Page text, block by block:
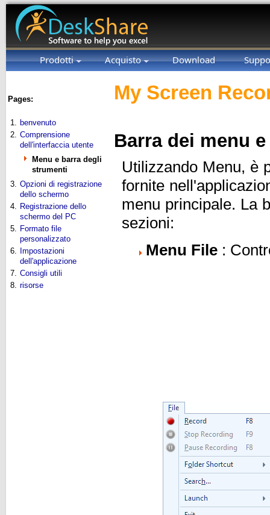
Prodotti Acquisto Download
Pages:
1. benvenuto
2. Comprensione
dell'interfaccia utente
Menu e barra degli
strumenti
3. Opzioni di registrazione
dello schermo
4. Registrazione dello
schermo del PC
5. Formato file
personalizzato
6.
Impostazioni
dell'applicazione
7. Consigli utili
8. risorse
My Screen
Barra dei menu
Utilizzando Menu, è
fornite
menu principale. La
sezioni:
Menu File :